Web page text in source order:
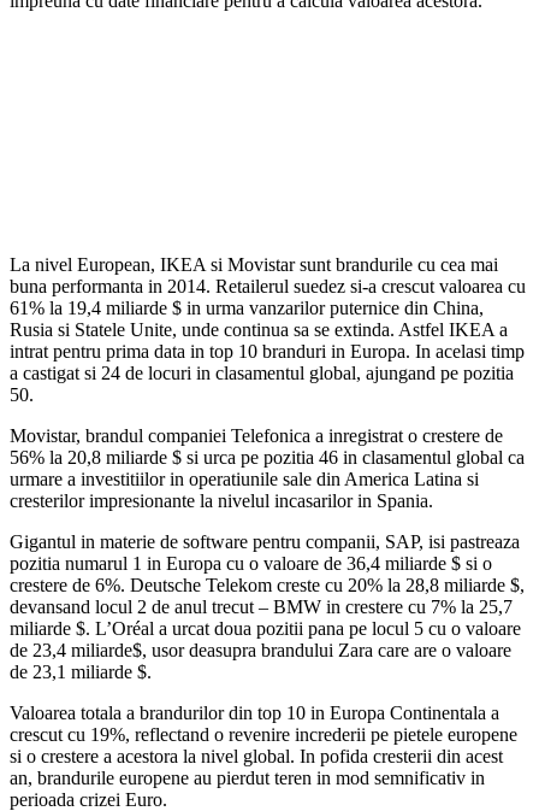
La nivel European, IKEA si Movistar sunt brandurile cu cea mai
buna performanta in 2014. Retailerul suedez si-a crescut valoarea cu
61% la 19,4 miliarde $ in urma vanzarilor puternice din China,
Rusia si Statele Unite, unde continua sa se extinda. Astfel IKEA a
intrat pentru prima data in top 10 branduri in Europa. In acelasi timp
a castigat si 24 de locuri in clasamentul global, ajungand pe pozitia
50.
Movistar, brandul companiei Telefonica a inregistrat o crestere de
56% la 20,8 miliarde $ si urca pe pozitia 46 in clasamentul global ca
urmare a investitiilor in operatiunile sale din America Latina si
cresterilor impresionante la nivelul incasarilor in Spania.
Gigantul in materie de software pentru companii, SAP, isi pastreaza
pozitia numarul 1 in Europa cu o valoare de 36,4 miliarde $ si o
crestere de 6%. Deutsche Telekom creste cu 20% la 28,8 miliarde $,
devansand locul 2 de anul trecut – BMW in crestere cu 7% la 25,7
miliarde $. L’Oréal a urcat doua pozitii pana pe locul 5 cu o valoare
de 23,4 miliarde$, usor deasupra brandului Zara care are o valoare
de 23,1 miliarde $.
Valoarea totala a brandurilor din top 10 in Europa Continentala a
crescut cu 19%, reflectand o revenire increderii pe pietele europene
si o crestere a acestora la nivel global. In pofida cresterii din acest
an, brandurile europene au pierdut teren in mod semnificativ in
perioada crizei Euro.